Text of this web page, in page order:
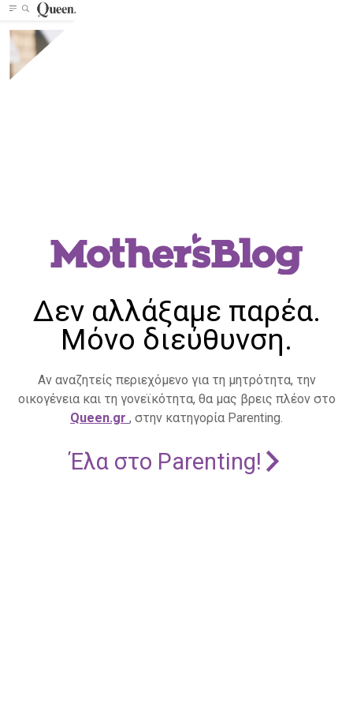
Δεν αλλάξαμε παρέα.
Μόνο διεύθυνση.
Αν αναζητείς περιεχόμενο για τη μητρότητα, την
οικογένεια και τη γονεϊκότητα, θα μας βρεις πλέον στο
Queen.gr , στην κατηγορία Parenting.
Έλα στο Parenting!